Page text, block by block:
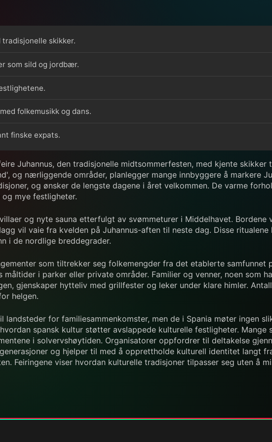
tradisjonelle skikker.
som sild og jordbær.
folkemusikk og dans.
finske expats.
Juhannus, den tradisjonelle midtsommerfesten, med kjente
og nærliggende områder, planlegger mange innbyggere å markere
og ønsker de lengste dagene i året velkommen. De varme
mye festligheter.
og nyte sauna etterfulgt av svømmeturer i Middelhavet.
vil vaie fra kvelden på Juhannus-aften til neste dag. Disse
i de nordlige breddegrader.
som tiltrekker seg folkemengder fra det etablerte samfunnet
i parker eller private områder. Familier og venner, noen som
gjenskaper hytteliv med grillfester og leker under klare himler.
helgen.
for familiesammenkomster, men de i Spania møter ingen
spansk kultur støtter avslappede kulturelle festligheter. Mange
i solvervshøytiden. Organisatorer oppfordrer til deltakelse
og hjelper til med å opprettholde kulturell identitet langt
Feiringene viser hvordan kulturelle tradisjoner tilpasser seg uten å